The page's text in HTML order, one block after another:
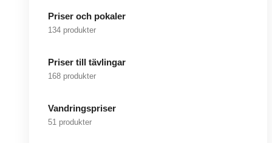
Priser och pokaler
134 produkter
Priser till tävlingar
168 produkter
Vandringspriser
51 produkter